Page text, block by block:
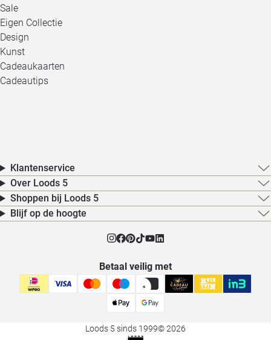
Sale
Eigen Collectie
Design
Kunst
Cadeaukaarten
Cadeautips
Klantenservice
Over Loods 5
Shoppen bij Loods 5
Blijf op de hoogte
Betaal veilig met
Loods 5 sinds 1999© 2026